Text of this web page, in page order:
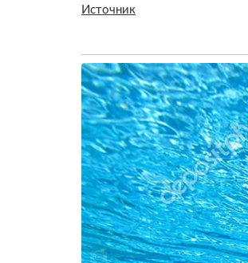
Источник